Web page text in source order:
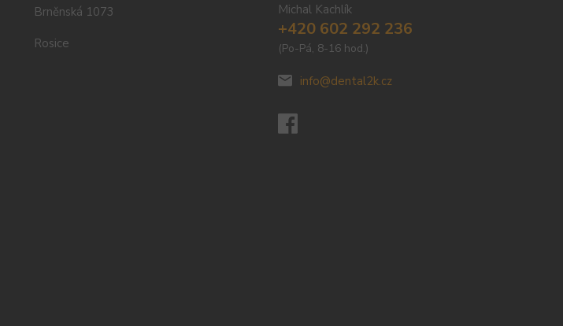
Brněnská 1073
Rosice
Michal Kachlík
+420 602 292 236
(Po-Pá, 8-16 hod.)
info@dental2k.cz